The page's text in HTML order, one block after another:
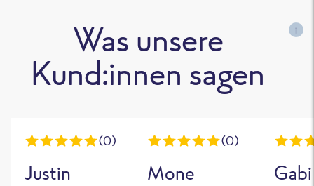
Was unsere
Kund:innen sagen
i
(0)
Justin
(0)
Mone Gabi